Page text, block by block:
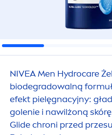
NIVEAMen Hydrocare
biodegradowalną
efekt pielęgnacyjny:
golenie i nawilżoną
Glide chroni przed